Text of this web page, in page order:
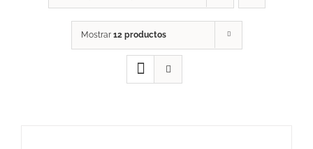
Mostrar 12 productos